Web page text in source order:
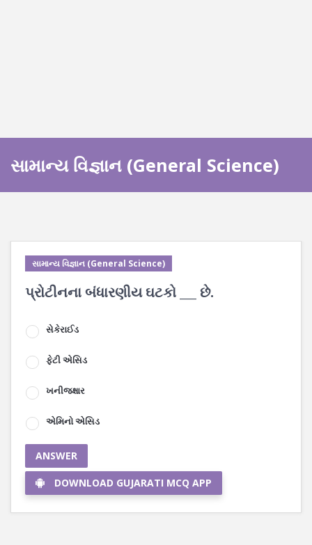
સામાન્ય વિજ્ઞાન (General Science)
સામાન્ય વિજ્ઞાન (General Science)
પ્રોટીનના બંધારણીય ઘટકો ___ છે.
સેકેરાઈડ
ફેટી એસિડ
ખનીજક્ષાર
એમિનો એસિડ
ANSWER
DOWNLOAD GUJARATI MCQ APP